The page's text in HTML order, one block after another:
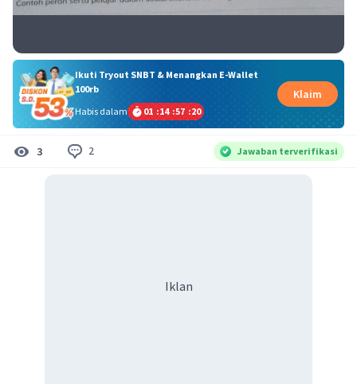
Ikuti Tryout SNBT & Menangkan E-Wallet
100rb
Habis dalam
01 :14 :57 :20
Klaim
3 2 Jawaban terverifikasi
Iklan